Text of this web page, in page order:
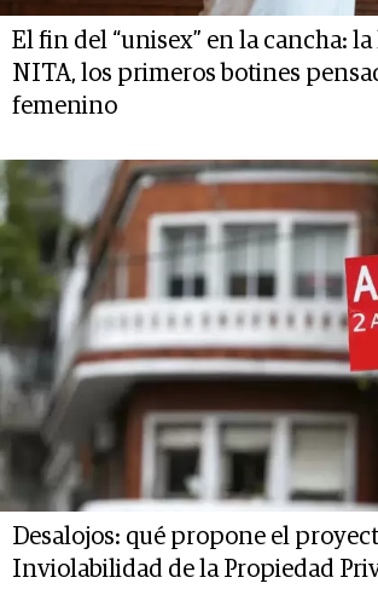
El fin del “unisex” en la cancha:
NITA, los primeros botines
femenino
Desalojos: qué propone el
Inviolabilidad de la Propiedad